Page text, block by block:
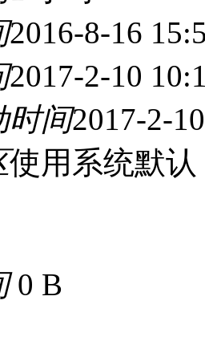
2016-8-16
2017-2-10
时间2017-2-
使用系统默认
0 B